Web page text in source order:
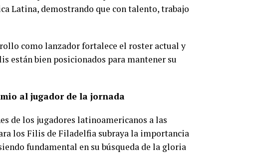
Latina, demostrando que con talento, trabajo
como lanzador fortalece el roster actual y
están bien posicionados para mantener su
al jugador de la jornada
de los jugadores latinoamericanos a las
los Filis de Filadelfia subraya la importancia
fundamental en su búsqueda de la gloria